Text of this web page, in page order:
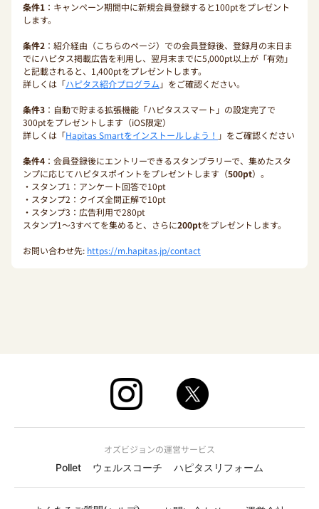
条件1 ：キャンペーン期間中に新規会員登録すると100ptをプレゼント
します。
条件2 ：紹介経由（こちらのページ）での会員登録後、登録月の末日ま
でにハピタス掲載広告を利用し、翌月末までに5,000pt以上が「有効」
と記載されると、1,400ptをプレゼントします。
詳しくは「ハピタス紹介プログラム 」をご確認ください。
条件3 ：自動で貯まる拡張機能「ハピタススマート」の設定完了で
300ptをプレゼントします（iOS限定）
詳しくは「Hapitas Smartをインストールしよう！ 」をご確認ください
条件4 ：会員登録後にエントリーできるスタンプラリーで、集めたスタ
ンプに応じてハピタスポイントをプレゼントします（500pt）。
・スタンプ1：アンケート回答で10pt
・スタンプ2：クイズ全問正解で10pt
・スタンプ3：広告利用で280pt
スタンプ1〜3すべてを集めると、さらに200ptをプレゼントします。
お問い合わせ先: https://m.hapitas.jp/contact
オズビジョンの運営サービス
Pollet
ウェルスコーチ ハピタスリフォーム